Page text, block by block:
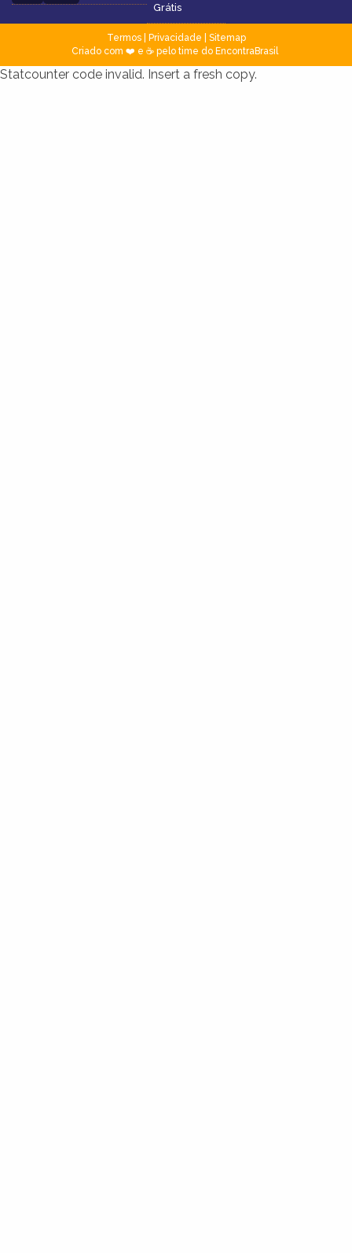
Grátis
Termos| Privacidade
Sitemap
Criado com ❤️ e ☕ pelo time do EncontraBrasil
Statcounter code invalid. Insert a fresh copy.